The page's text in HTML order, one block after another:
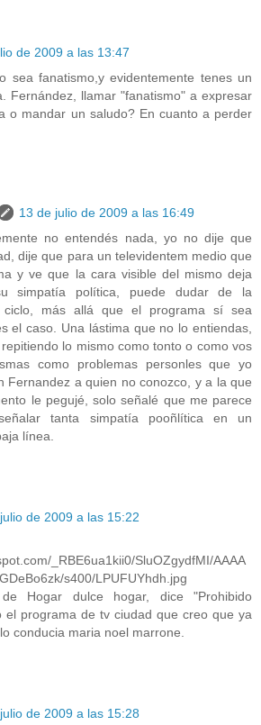
de 2009 a las 13:47
sea fanatismo,y evidentemente tenes un
Fernández, llamar "fanatismo" a expresar
o mandar un saludo? En cuanto a perder
13 de julio de 2009 a las 16:49
no entendés nada, yo no dije que
dije que para un televidentem medio que
y ve que la cara visible del mismo deja
simpatía política, puede dudar de la
ciclo, más allá que el programa sí sea
el caso. Una lástima que no lo entiendas,
lo mismo como tonto o como vos
como problemas personles que yo
Fernandez a quien no conozco, y a la que
le pegujé, solo señalé que me parece
tanta simpatía pooñlítica en un
línea.
de 2009 a las 15:22
_RBE6ua1kii0/SluOZgydfMI/AAAA
s400/LPUFUYhdh.jpg
Hogar dulce hogar, dice "Prohibido
el programa de tv ciudad que creo que ya
conducia maria noel marrone.
de 2009 a las 15:28